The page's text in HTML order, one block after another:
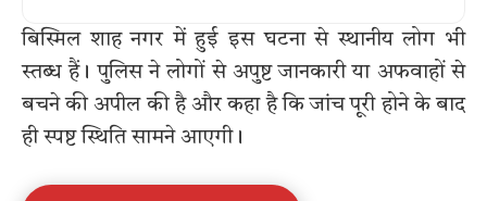
बिस्मिल शाह नगर में हुई इस घटना से स्थानीय लोग भी
स्तब्ध हैं। पुलिस ने लोगों से अपुष्ट जानकारी या अफवाहों से
बचने की अपील की है और कहा है कि जांच पूरी होने के बाद
ही स्पष्ट स्थिति सामने आएगी।